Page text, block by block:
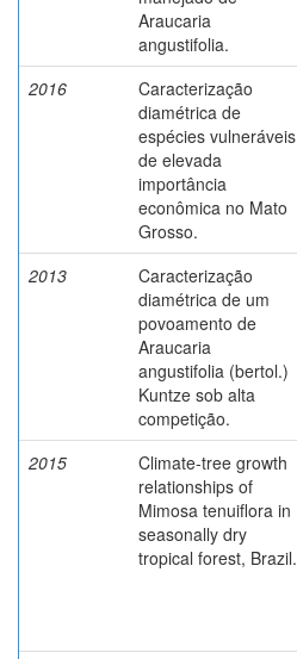
Araucaria
angustifolia.
2016
Caracterização
diamétrica de
espécies vulneráveis
de elevada
importância
econômica no Mato
Grosso.
2013
Caracterização
diamétrica de um
povoamento de
Araucaria
angustifolia (bertol.)
Kuntze sob alta
competição.
2015
Climate-tree growth
relationships of
Mimosa tenuiflora in
seasonally dry
tropical forest, Brazil.